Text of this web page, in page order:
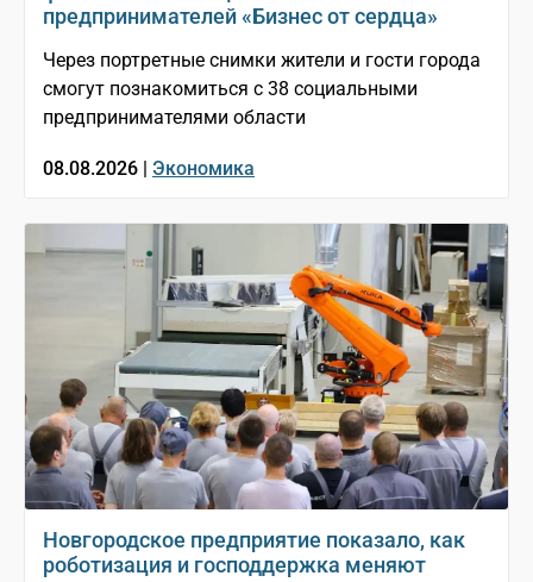
предпринимателей «Бизнес от сердца»
Через портретные снимки жители и гости города
смогут познакомиться с 38 социальными
предпринимателями области
08.08.2026 | Экономика
Новгородское предприятие показало, как
роботизация и господдержка меняют